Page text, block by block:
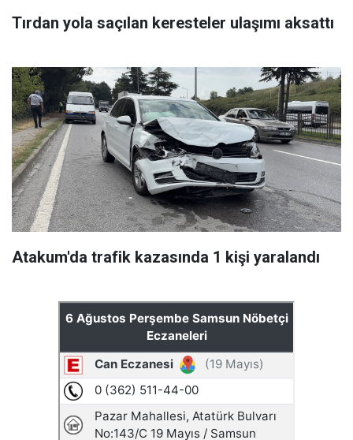
Tırdan yola saçılan keresteler ulaşımı aksattı
Atakum'da trafik kazasında 1 kişi yaralandı